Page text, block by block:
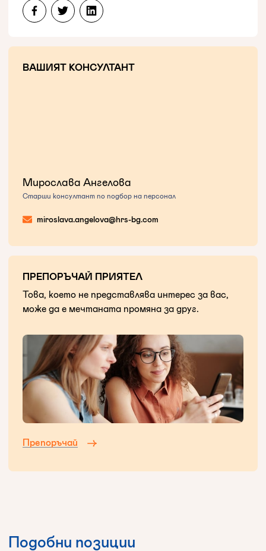
ВАШИЯТ КОНСУЛТАНТ
Мирослава Ангелова
Старши консултант по подбор на персонал
miroslava.angelova@hrs-bg.com
ПРЕПОРЪЧАЙ ПРИЯТЕЛ
Това, което не представлява интерес за вас,
може да е мечтаната промяна за друг.
Препоръчай
Подобни позиции